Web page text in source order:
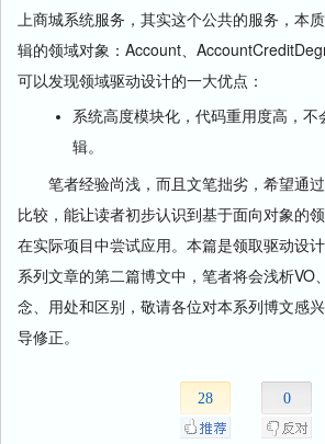
上商城系统服务，其实这个公共的服务，本
辑的领域对象：Account、
可以发现领域驱动设计的一大优点：
系统高度模块化，代码重用度高，不
辑。
笔者经验尚浅，而且文笔拙劣，希望通
比较，能让读者初步认识到基于面向对象的
在实际项目中尝试应用。本篇是领取驱动设
系列文章的第二篇博文中，笔者将会浅析VO
念、用处和区别，敬请各位对本系列博文感
导修正。
28 0